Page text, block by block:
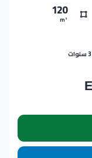
120
m²